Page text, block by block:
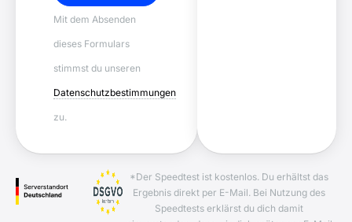
Mit dem Absenden
dieses Formulars
stimmst du unseren
Datenschutzbestimmungen
zu.
*Der Speedtest ist kostenlos. Du erhältst das
Ergebnis direkt per E-Mail. Bei Nutzung des
Speedtests erklärst du dich damit